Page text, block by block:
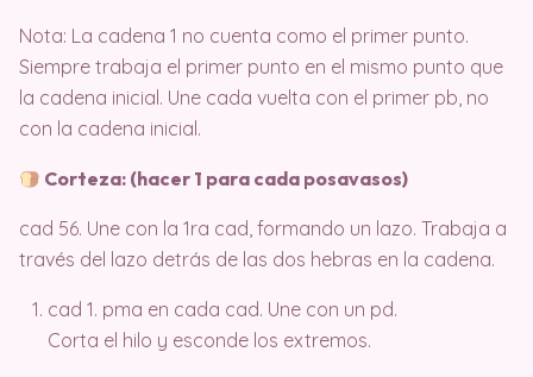
Nota: La cadena 1 no cuenta como el primer punto.
Siempre trabaja el primer punto en el mismo punto que
la cadena inicial. Une cada vuelta con el primer pb, no
con la cadena inicial.
Corteza: (hacer 1 para cada posavasos)
cad 56. Une con la 1ra cad, formando un lazo. Trabaja a
través del lazo detrás de las dos hebras en la cadena.
cad 1. pma en cada cad. Une con un pd.
Corta el hilo y esconde los extremos.